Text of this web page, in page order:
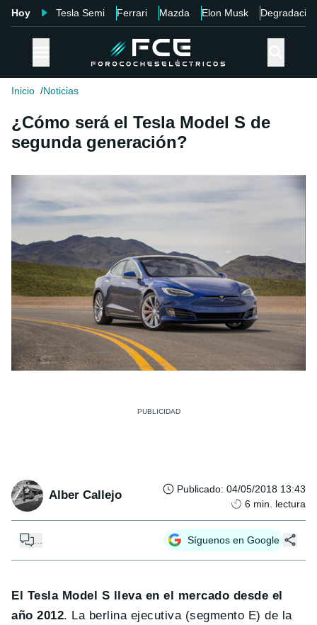
Hoy Tesla Semi Ferrari Mazda Elon Musk Degradación
Inicio Noticias
¿Cómo será el Tesla Model S de
segunda generación?
Alber Callejo Publicado: 04/05/2018 13:43
6 min. lectura
Síguenos en Google
El Tesla Model S lleva en el mercado desde el
año 2012. La berlina ejecutiva (segmento E) de la